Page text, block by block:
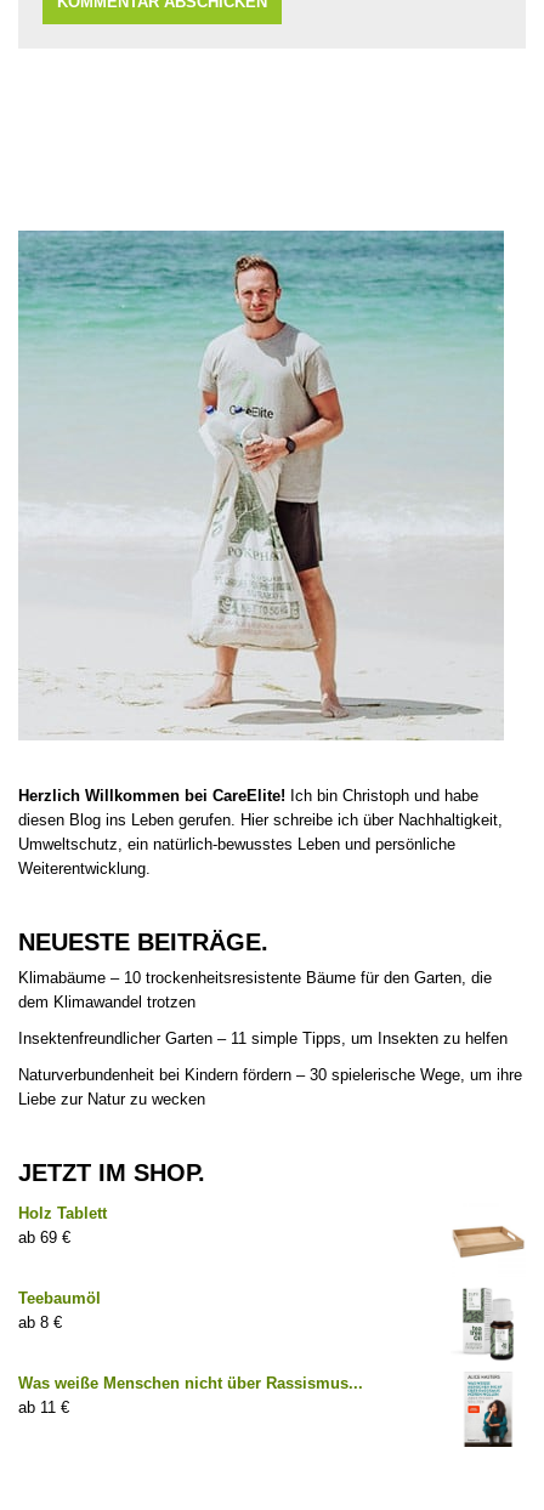
Herzlich Willkommen bei CareElite! Ich bin Christoph und habe
diesen Blog ins Leben gerufen. Hier schreibe ich über Nachhaltigkeit,
Umweltschutz, ein natürlich-bewusstes Leben und persönliche
Weiterentwicklung.
NEUESTE BEITRÄGE.
Klimabäume – 10 trockenheitsresistente Bäume für den Garten, die
dem Klimawandel trotzen
Insektenfreundlicher Garten – 11 simple Tipps, um Insekten zu helfen
Naturverbundenheit bei Kindern fördern – 30 spielerische Wege, um ihre
Liebe zur Natur zu wecken
JETZT IM SHOP.
Holz Tablett
69 €
Teebaumöl
8 €
Was weiße Menschen nicht über Rassismus...
11 €